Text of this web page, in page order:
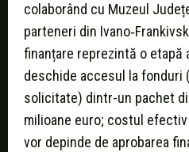
colaborând cu Muzeul
parteneri din
finanțare reprezintă o etapă
deschide accesul la fonduri
solicitate) dintr-un pachet
milioane euro; costul
vor depinde de aprobarea